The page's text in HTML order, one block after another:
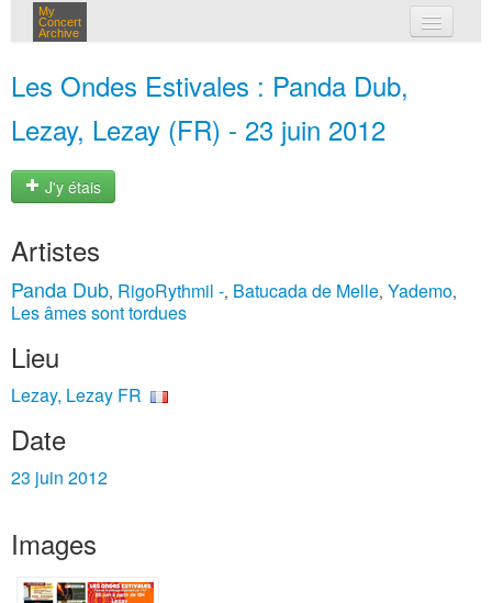
My
Concert
Archive
Les Ondes Estivales : Panda Dub,
Lezay, Lezay (FR) - 23 juin 2012
J'y étais
Artistes
Panda Dub, RigoRythmil -, Batucada de Melle, Yademo,
Les âmes sont tordues
Lieu
Lezay, Lezay FR
Date
23 juin 2012
Images